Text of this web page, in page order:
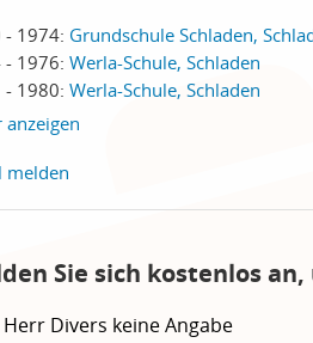
- 1974: Grundschule Schladen,
- 1976: Werla-Schule, Schladen
- 1980: Werla-Schule, Schladen
anzeigen
melden
Sie sich kostenlos
Herr Divers keine Angabe